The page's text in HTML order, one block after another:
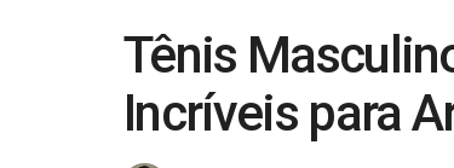
Tênis
Incríveis para